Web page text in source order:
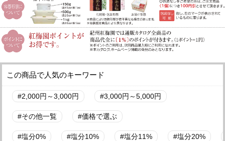
この商品で人気のキーワード
2,000円～3,000円 3,000円～5,000円
その他一覧 価格で選ぶ
塩分0% 塩分10% 塩分11% 塩分20%